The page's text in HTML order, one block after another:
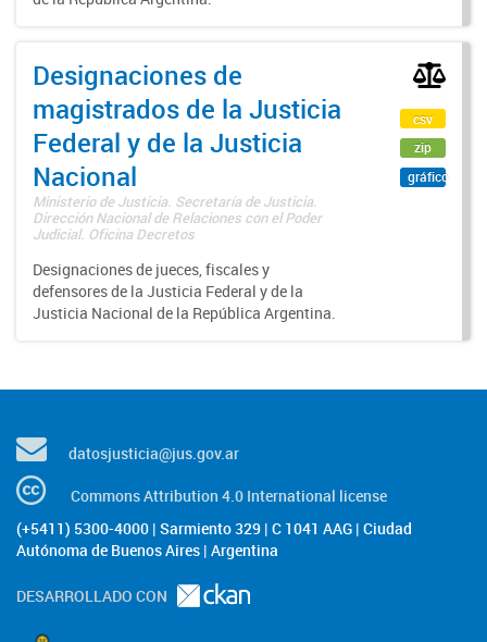
Designaciones de
magistrados de la Justicia
Federal y de la Justicia
Nacional
Ministerio de Justicia. Secretaría de Justicia.
Dirección Nacional de Relaciones con el Poder
Judicial. Oficina Decretos
Designaciones de jueces, fiscales y
defensores de la Justicia Federal y de la
Justicia Nacional de la República Argentina.
csv
zip
gráfico
datosjusticia@jus.gov.ar
Commons Attribution 4.0 International license
(+5411) 5300-4000 | Sarmiento 329 | C 1041 AAG | Ciudad
Autónoma de Buenos Aires | Argentina
DESARROLLADO CON